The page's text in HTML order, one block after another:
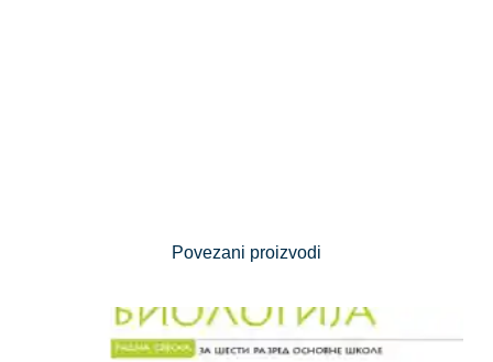
Povezani proizvodi